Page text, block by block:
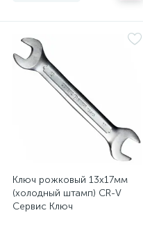
Ключ рожковый 13х17мм
(холодный штамп) CR-V
Сервис Ключ